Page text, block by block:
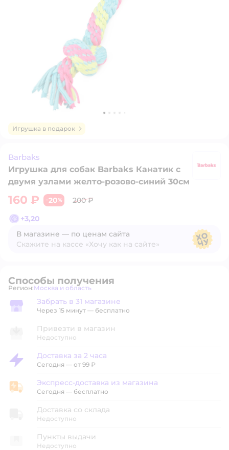
Игрушка в подарок
Barbaks
Игрушка для собак Barbaks Канатик с
двумя узлами желто-розово-синий 30см
160 ₽ −20%
200 ₽
+3,20
В магазине — по ценам сайта
Скажите на кассе «Хочу как на сайте»
Способы получения
Регион: Выбор адреса доставки.
Москва и область
Забрать в магазине
Забрать в 31 магазине
Через 15 минут — бесплатно
Привезти в магазин
Недоступно
Доставка за 2 часа
Доставка за 2 часа
Сегодня — от 99 ₽
Экспресс-доставка из магазина
Экспресс-доставка из магазина
Сегодня — бесплатно
Доставка со склада
Недоступно
Пункты выдачи
Недоступно